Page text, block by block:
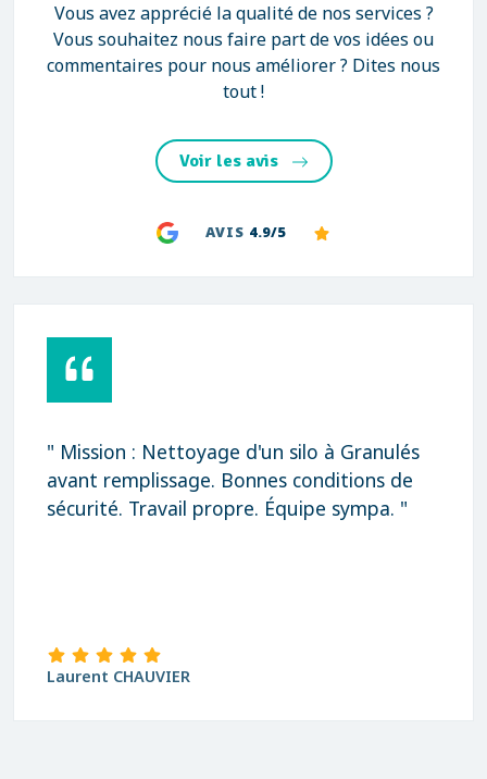
Vous avez apprécié la qualité de nos services ?
Vous souhaitez nous faire part de vos idées ou
commentaires pour nous améliorer ? Dites nous
tout !
Voir les avis
AVIS 4.9/5
" Mission : Nettoyage d'un silo à Granulés
avant remplissage. Bonnes conditions de
sécurité. Travail propre. Équipe sympa. "
Laurent CHAUVIER